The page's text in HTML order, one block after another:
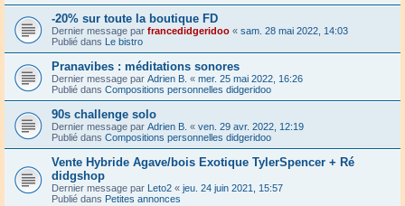
-20% sur toute la boutique FD
Dernier message par francedidgeridoo « sam. 28 mai 2022, 14:03
Publié dans Le bistro
Pranavibes : méditations sonores
Dernier message par Adrien B. « mer. 25 mai 2022, 16:26
Publié dans Compositions personnelles didgeridoo
90s challenge solo
Dernier message par Adrien B. « ven. 29 avr. 2022, 12:19
Publié dans Compositions personnelles didgeridoo
Vente Hybride Agave/bois Exotique TylerSpencer + Ré
didgshop
Dernier message par Leto2 « jeu. 24 juin 2021, 15:57
Publié dans Petites annonces